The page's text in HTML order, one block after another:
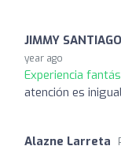
JIMMY
year ago
Experiencia
atención es
Alazne Larreta